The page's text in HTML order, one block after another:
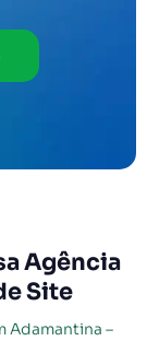
Agência
Site